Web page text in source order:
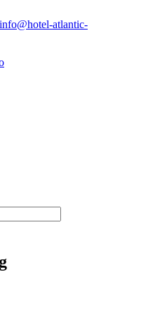
info@hotel-atlantic-